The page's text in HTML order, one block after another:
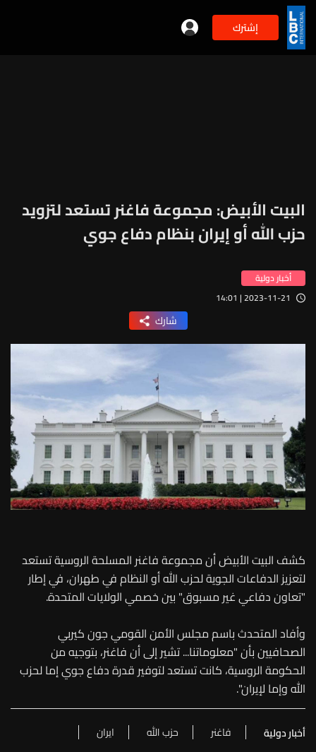
إشترك
البيت الأبيض: مجموعة فاغنر تستعد لتزويد
حزب الله أو إيران بنظام دفاع جوي
أخبار دولية
2023-11-21 | 14:01
شارك
كشف البيت الأبيض أن مجموعة فاغنر المسلحة الروسية تستعد
لتعزيز الدفاعات الجوية لحزب الله أو النظام في طهران، في إطار
"تعاون دفاعي غير مسبوق" بين خصمي الولايات المتحدة.
وأفاد المتحدث باسم مجلس الأمن القومي جون كيربي
الصحافيين بأن "معلوماتنا... تشير إلى أن فاغنر، بتوجيه من
الحكومة الروسية، كانت تستعد لتوفير قدرة دفاع جوي إما لحزب
الله وإما لإيران".
أخبار دولية فاغنر حزب الله
ايران